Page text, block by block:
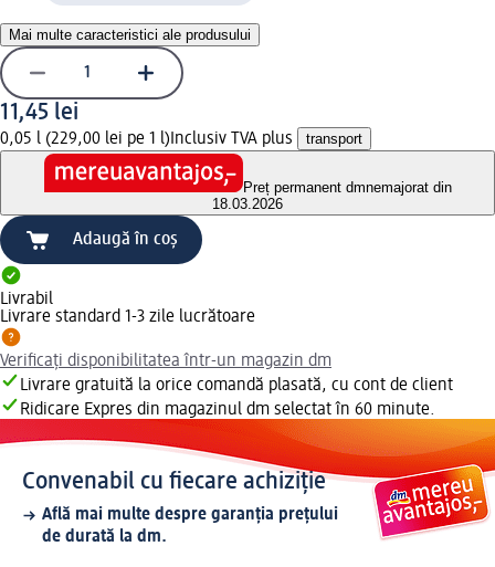
Mai multe caracteristici ale produsului
11,45 lei
0,05 l (229,00 lei pe 1 l) Inclusiv TVA plus transport
Preț permanent dmnemajorat din
18.03.2026
Adaugă în coș
Livrabil
Livrare standard 1-3 zile lucrătoare
Verificați disponibilitatea într-un magazin dm
Livrare gratuită la orice comandă plasată, cu cont de client
Ridicare Expres din magazinul dm selectat în 60 minute.
Convenabil cu fiecare achiziție
Află mai multe despre garanția prețului
de durată la dm.